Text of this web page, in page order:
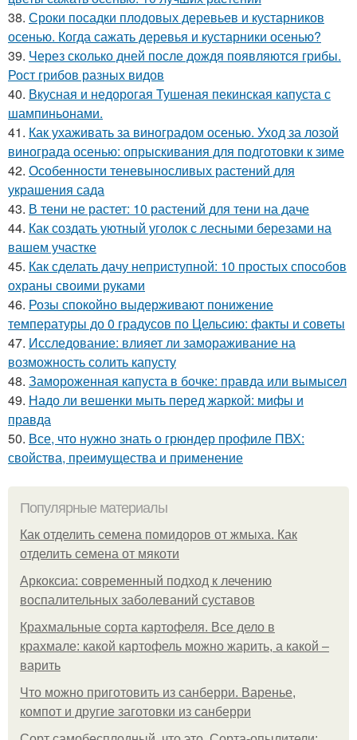
38. Сроки посадки плодовых деревьев и кустарников
осенью. Когда сажать деревья и кустарники осенью?
39. Через сколько дней после дождя появляются грибы.
Рост грибов разных видов
40. Вкусная и недорогая Тушеная пекинская капуста с
шампиньонами.
41. Как ухаживать за виноградом осенью. Уход за лозой
винограда осенью: опрыскивания для подготовки к зиме
42. Особенности теневыносливых растений для
украшения сада
43. В тени не растет: 10 растений для тени на даче
44. Как создать уютный уголок с лесными березами на
вашем участке
45. Как сделать дачу неприступной: 10 простых способов
охраны своими руками
46. Розы спокойно выдерживают понижение
температуры до 0 градусов по Цельсию: факты и советы
47. Исследование: влияет ли замораживание на
возможность солить капусту
48. Замороженная капуста в бочке: правда или вымысел
49. Надо ли вешенки мыть перед жаркой: мифы и
правда
50. Все, что нужно знать о грюндер профиле ПВХ:
свойства, преимущества и применение
Популярные материалы
Как отделить семена помидоров от жмыха. Как
отделить семена от мякоти
Аркоксиа: современный подход к лечению
воспалительных заболеваний суставов
Крахмальные сорта картофеля. Все дело в
крахмале: какой картофель можно жарить, а какой –
варить
Что можно приготовить из санберри. Варенье,
компот и другие заготовки из санберри